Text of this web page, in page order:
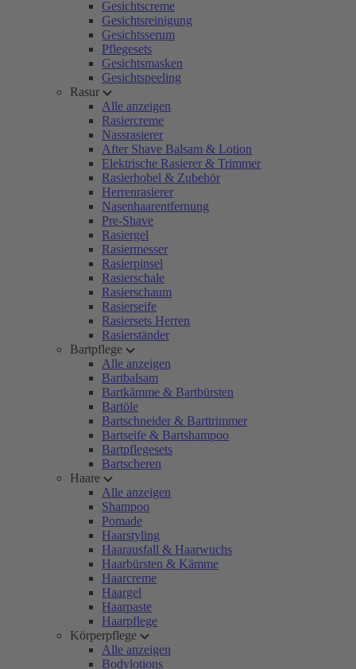
Gesichtscreme
Gesichtsreinigung
Gesichtsserum
Pflegesets
Gesichtsmasken
Gesichtspeeling
Rasur
Alle anzeigen
Rasiercreme
Nassrasierer
After Shave Balsam & Lotion
Elektrische Rasierer & Trimmer
Rasierhobel & Zubehör
Herrenrasierer
Nasenhaarentfernung
Pre-Shave
Rasiergel
Rasiermesser
Rasierpinsel
Rasierschale
Rasierschaum
Rasierseife
Rasiersets Herren
Rasierständer
Bartpflege
Alle anzeigen
Bartbalsam
Bartkämme & Bartbürsten
Bartöle
Bartschneider & Barttrimmer
Bartseife & Bartshampoo
Bartpflegesets
Bartscheren
Haare
Alle anzeigen
Shampoo
Pomade
Haarstyling
Haarausfall & Haarwuchs
Haarbürsten & Kämme
Haarcreme
Haargel
Haarpaste
Haarpflege
Körperpflege
Alle anzeigen
Bodylotions